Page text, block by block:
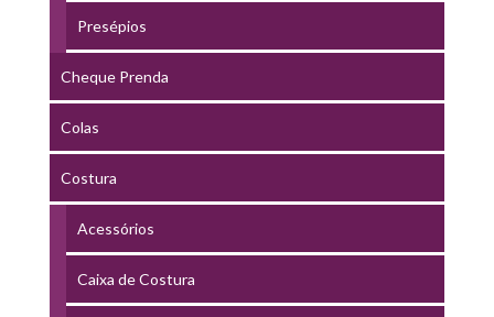
Presépios
Cheque Prenda
Colas
Costura
Acessórios
Caixa de Costura